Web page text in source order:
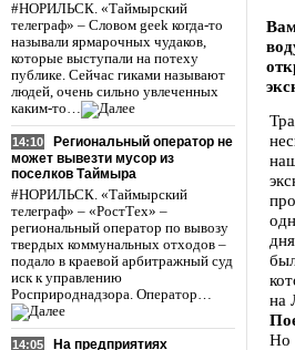
#НОРИЛЬСК. «Таймырский
телеграф» – Словом geek когда-то
называли ярмарочных чудаков,
которые выступали на потеху
публике. Сейчас гиками называют
людей, очень сильно увлеченных
каким-то…
14:10
Региональный оператор не
может вывезти мусор из
поселков Таймыра
#НОРИЛЬСК. «Таймырский
телеграф» – «РостТех» –
региональный оператор по вывозу
твердых коммунальных отходов –
подало в краевой арбитражный суд
иск к управлению
Росприроднадзора. Оператор…
14:05
На предприятиях
на
Но